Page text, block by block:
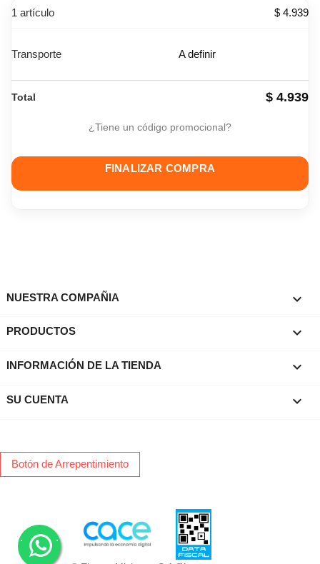
1 artículo $ 4.939
Transporte A definir
Total $ 4.939
¿Tiene un código promocional?
FINALIZAR COMPRA
NUESTRA COMPAÑIA 
PRODUCTOS 
INFORMACIÓN DE LA TIENDA keyboard_arrow_down
SU CUENTA 
Botón de Arrepentimiento
. .